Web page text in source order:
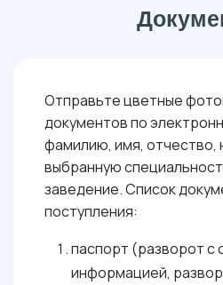
: 36 БАЛЛОВ
ЭЛЕМЕНТЫ ВЫСШЕЙ МАТЕМАТИКИ: 40
Отправьте цветные
документов по
фамилию, имя, отчество,
выбранную
заведение. Список
поступления:
паспорт (разворот с
информацией,